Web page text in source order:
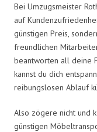
Bei Umzugsmeister
auf
günstigen Preis,
freundlichen
beantworten all deine
kannst du dich
reibungslosen Ablauf
Also zögere nicht und
günstigen